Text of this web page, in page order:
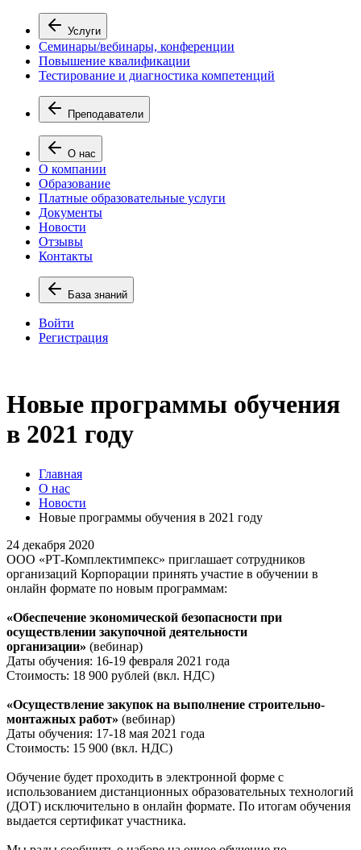
Услуги
Семинары/вебинары, конференции
Повышение квалификации
Тестирование и диагностика компетенций
Преподаватели
О нас
О компании
Образование
Платные образовательные услуги
Документы
Новости
Отзывы
Контакты
База знаний
Войти
Регистрация
Новые программы обучения
в 2021 году
Главная
О нас
Новости
Новые программы обучения в 2021 году
24 декабря 2020
ООО «РТ-Комплектимпекс» приглашает сотрудников
организаций Корпорации принять участие в обучении в
онлайн формате по новым программам:
«Обеспечение экономической безопасности при
осуществлении закупочной деятельности
организации» (вебинар)
Даты обучения: 16-19 февраля 2021 года
Стоимость: 18 900 рублей (вкл. НДС)
«Осуществление закупок на выполнение строительно-
монтажных работ» (вебинар)
Даты обучения: 17-18 мая 2021 года
Стоимость: 15 900 (вкл. НДС)
Обучение будет проходить в электронной форме с
использованием дистанционных образовательных технологий
(ДОТ) исключительно в онлайн формате. По итогам обучения
выдается сертификат участника.